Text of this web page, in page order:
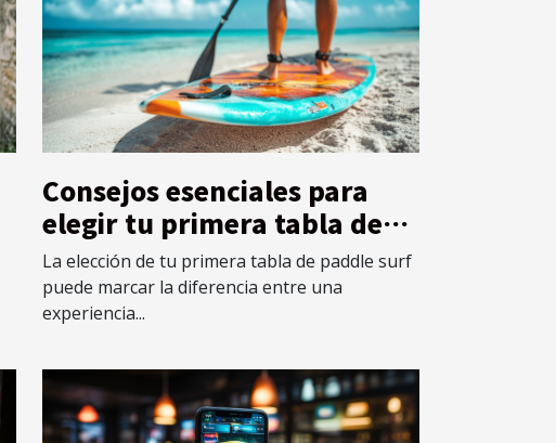
Consejos esenciales para
elegir tu primera tabla de
paddle surf
La elección de tu primera tabla de paddle surf
puede marcar la diferencia entre una
experiencia...